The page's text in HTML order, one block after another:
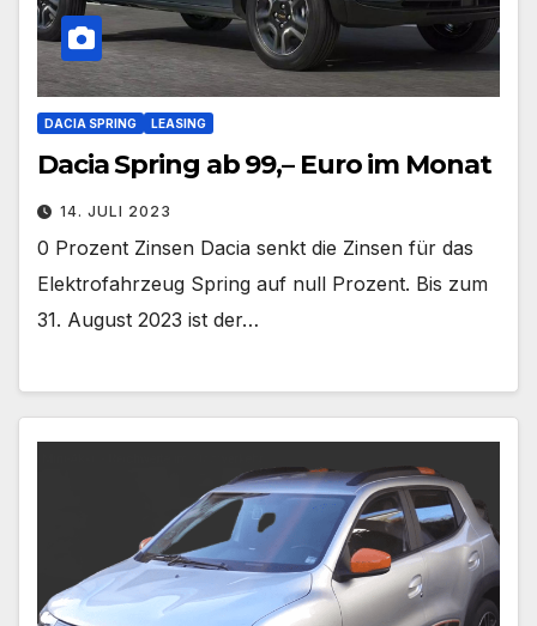
DACIA SPRING LEASING
Dacia Spring ab 99,– Euro im Monat
14. JULI 2023
0 Prozent Zinsen Dacia senkt die Zinsen für das
Elektrofahrzeug Spring auf null Prozent. Bis zum
31. August 2023 ist der…